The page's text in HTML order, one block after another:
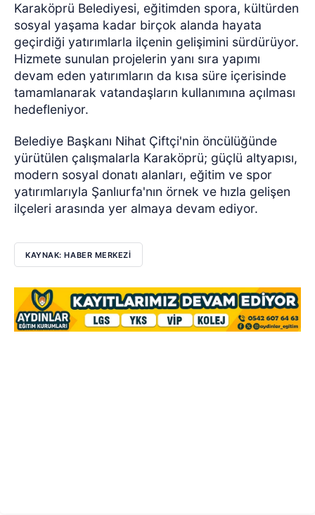
Karaköprü Belediyesi, eğitimden spora, kültürden
sosyal yaşama kadar birçok alanda hayata
geçirdiği yatırımlarla ilçenin gelişimini sürdürüyor.
Hizmete sunulan projelerin yanı sıra yapımı
devam eden yatırımların da kısa süre içerisinde
tamamlanarak vatandaşların kullanımına açılması
hedefleniyor.
Belediye Başkanı Nihat Çiftçi'nin öncülüğünde
yürütülen çalışmalarla Karaköprü; güçlü altyapısı,
modern sosyal donatı alanları, eğitim ve spor
yatırımlarıyla Şanlıurfa'nın örnek ve hızla gelişen
ilçeleri arasında yer almaya devam ediyor.
KAYNAK: HABER MERKEZİ